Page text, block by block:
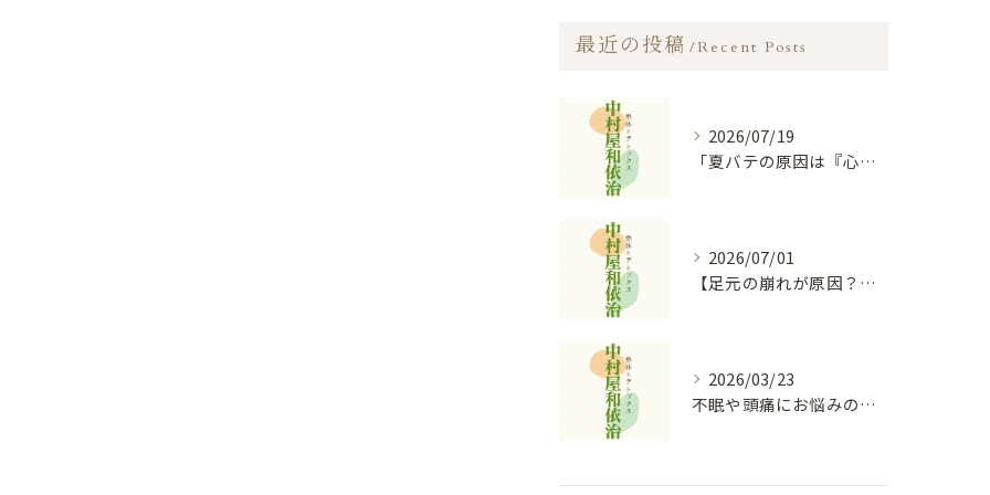
最近の投稿 Recent Posts
2026/07/19
「夏バテの原因は『心』の消耗？陰陽五行説に基づく食事と過ごし方のコツ」
2026/07/01
【足元の崩れが原因？】膝痛・股関節痛を根本から和らげる「オイルフットケア×整体」の秘密
2026/03/23
不眠や頭痛にお悩みの方必見！！｜お悩み改善なら中村屋和依治